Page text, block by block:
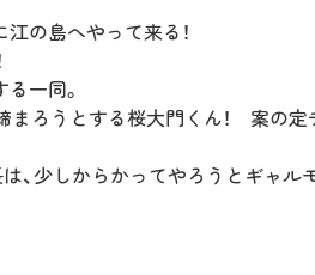
の島へやって来る！
一同。
ろうとする桜大門くん！ 案の
、少しからかってやろうとギャ